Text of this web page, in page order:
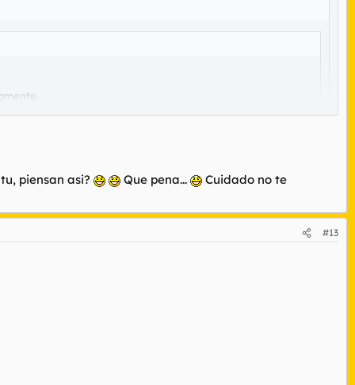
mi problema.
piensan asi? Que pena...
Cuidado no te
#13